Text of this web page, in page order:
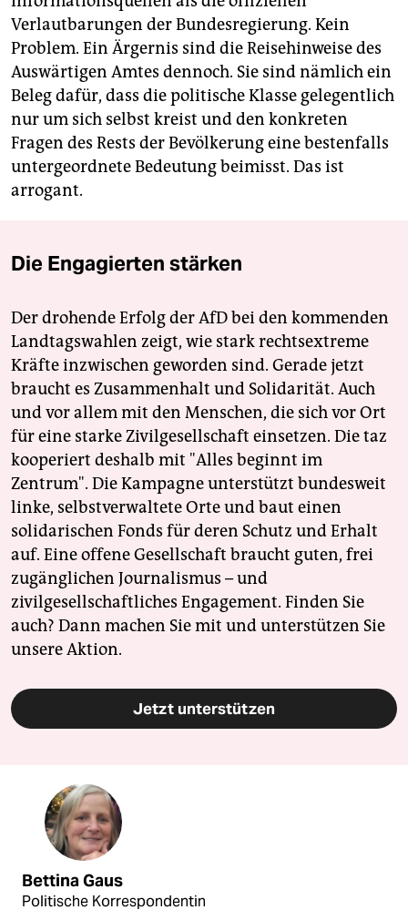
Verlautbarungen der Bundesregierung. Kein
Problem. Ein Ärgernis sind die Reisehinweise des
Auswärtigen Amtes dennoch. Sie sind nämlich ein
Beleg dafür, dass die politische Klasse gelegentlich
nur um sich selbst kreist und den konkreten
Fragen des Rests der Bevölkerung eine bestenfalls
untergeordnete Bedeutung beimisst. Das ist
arrogant.
Die Engagierten stärken
Der drohende Erfolg der AfD bei den kommenden
Landtagswahlen zeigt, wie stark rechtsextreme
Kräfte inzwischen geworden sind. Gerade jetzt
braucht es Zusammenhalt und Solidarität. Auch
und vor allem mit den Menschen, die sich vor Ort
für eine starke Zivilgesellschaft einsetzen. Die taz
kooperiert deshalb mit "Alles beginnt im
Zentrum". Die Kampagne unterstützt bundesweit
linke, selbstverwaltete Orte und baut einen
solidarischen Fonds für deren Schutz und Erhalt
auf. Eine offene Gesellschaft braucht guten, frei
zugänglichen Journalismus – und
zivilgesellschaftliches Engagement. Finden Sie
auch? Dann machen Sie mit und unterstützen Sie
unsere Aktion.
Jetzt unterstützen
Bettina Gaus
Politische Korrespondentin